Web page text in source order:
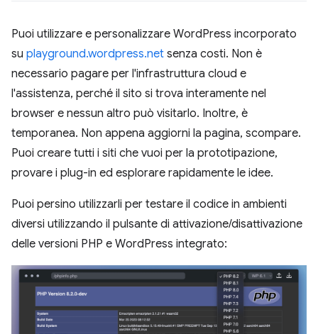
Puoi utilizzare e personalizzare WordPress incorporato
su playground.wordpress.net senza costi. Non è
necessario pagare per l'infrastruttura cloud e
l'assistenza, perché il sito si trova interamente nel
browser e nessun altro può visitarlo. Inoltre, è
temporanea. Non appena aggiorni la pagina, scompare.
Puoi creare tutti i siti che vuoi per la prototipazione,
provare i plug-in ed esplorare rapidamente le idee.
Puoi persino utilizzarli per testare il codice in ambienti
diversi utilizzando il pulsante di attivazione/disattivazione
delle versioni PHP e WordPress integrato: